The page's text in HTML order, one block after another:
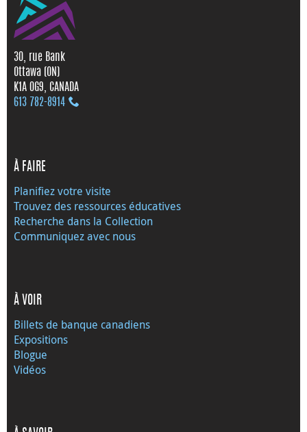
30, rue Bank
Ottawa (ON)
K1A 0G9, CANADA
613 782‑8914
À FAIRE
Planifiez votre visite
Trouvez des ressources éducatives
Recherche dans la Collection
Communiquez avec nous
À VOIR
Billets de banque canadiens
Expositions
Blogue
Vidéos